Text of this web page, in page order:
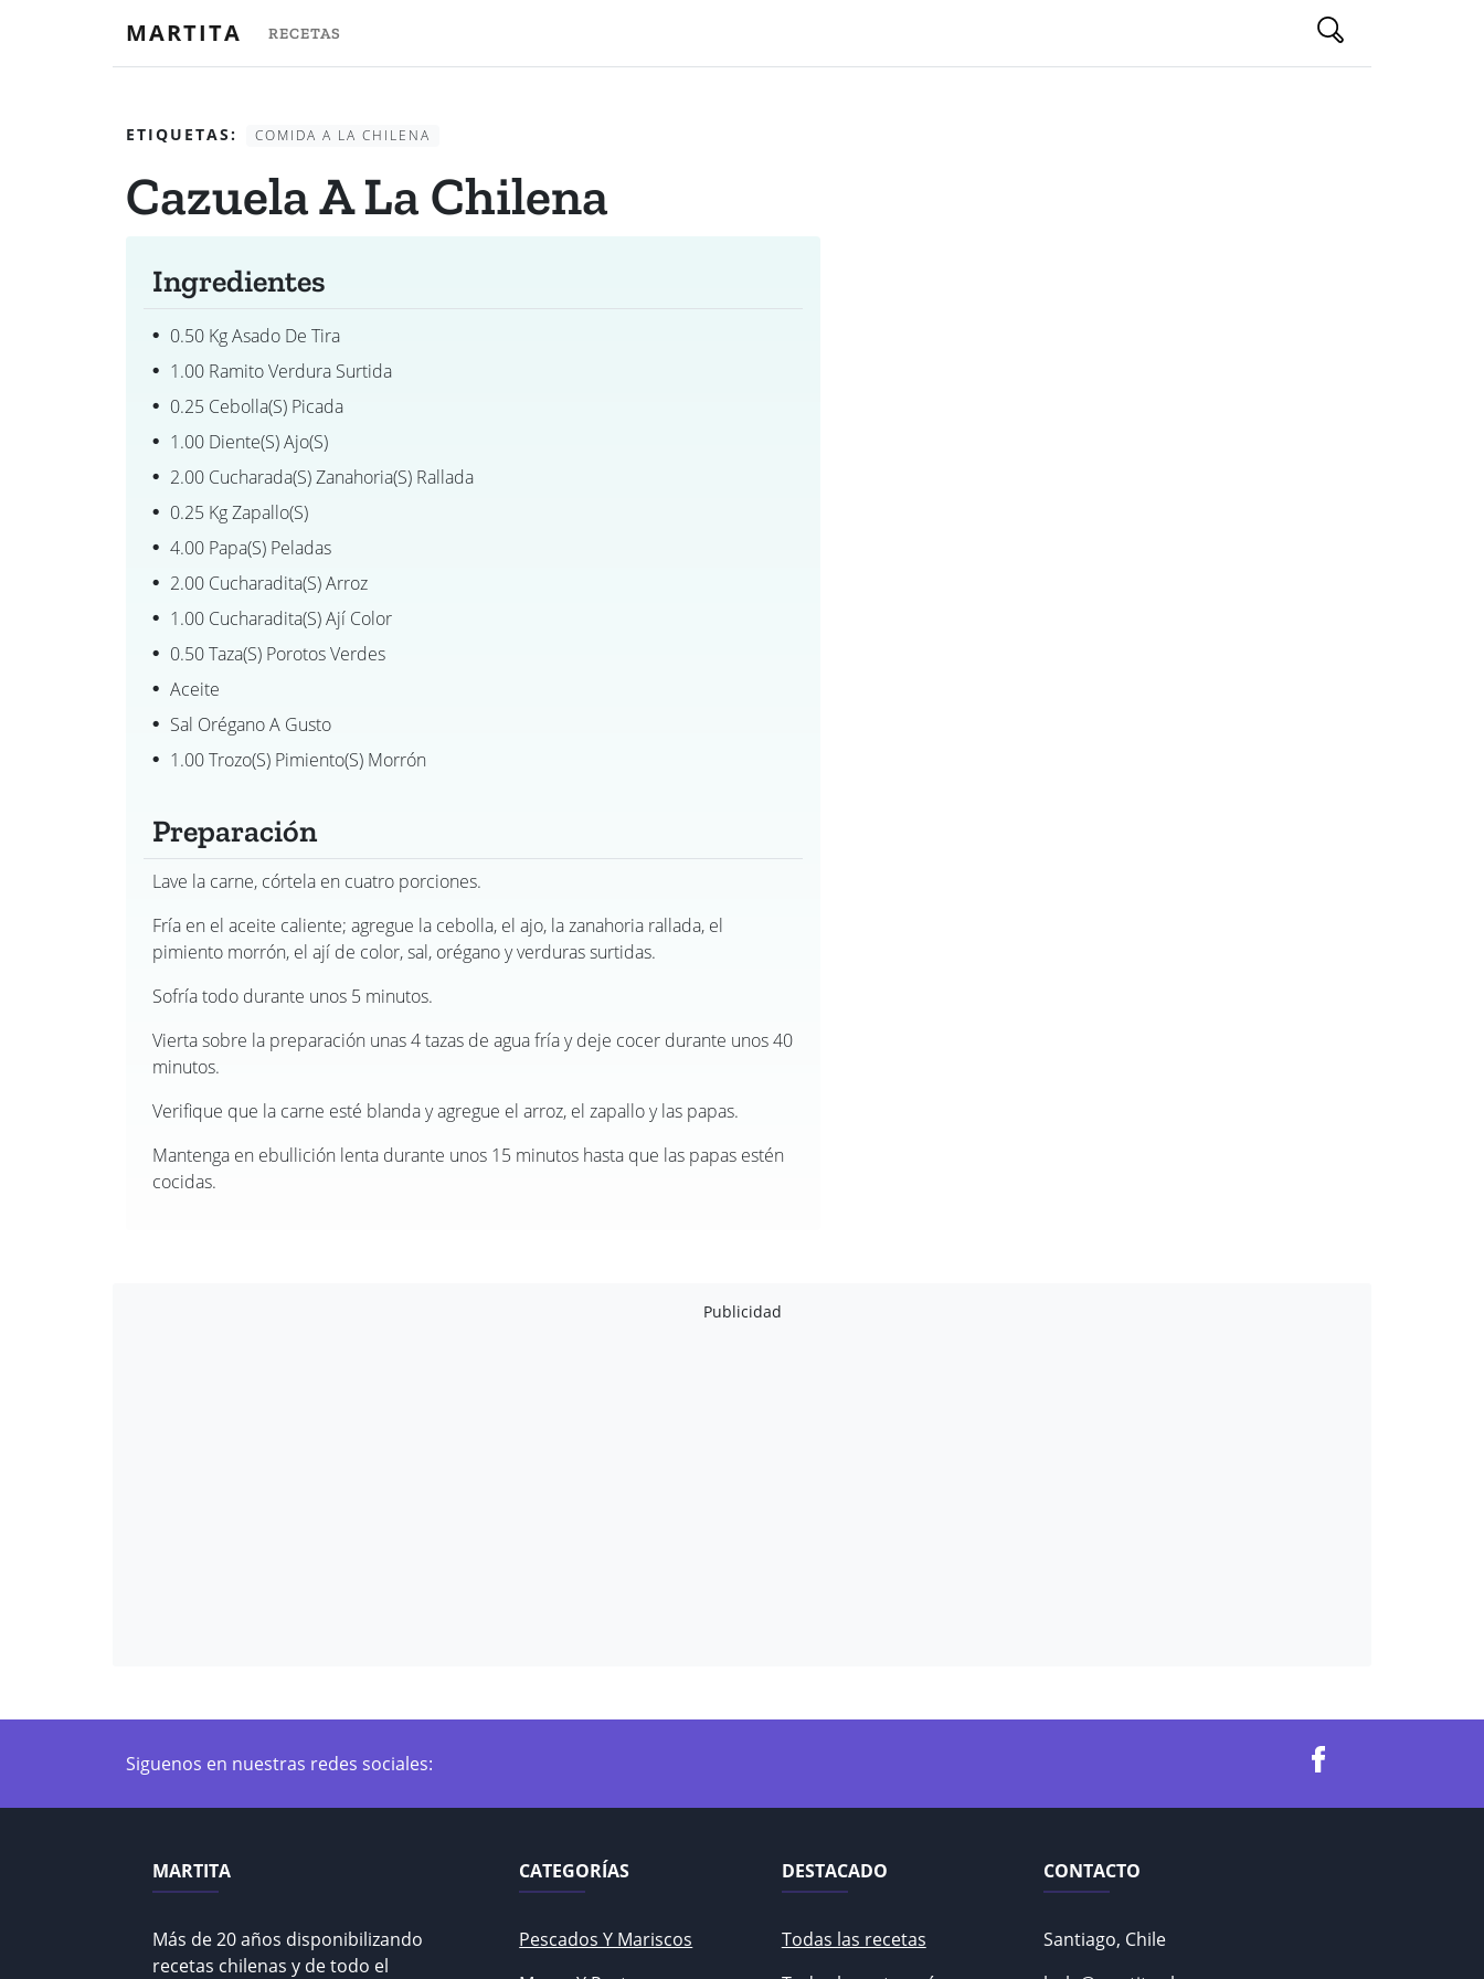
MARTITA RECETAS
ETIQUETAS: COMIDA A LA CHILENA
Cazuela A La Chilena
Ingredientes
0.50 Kg Asado De Tira
1.00 Ramito Verdura Surtida
0.25 Cebolla(s) Picada
1.00 Diente(s) Ajo(s)
2.00 Cucharada(s) Zanahoria(s) Rallada
0.25 Kg Zapallo(s)
4.00 Papa(s) Peladas
2.00 Cucharadita(s) Arroz
1.00 Cucharadita(s) Ají Color
0.50 Taza(s) Porotos Verdes
Aceite
Sal Orégano A Gusto
1.00 Trozo(s) Pimiento(s) Morrón
Preparación
Lave la carne, córtela en cuatro porciones.
Fría en el aceite caliente; agregue la cebolla, el ajo, la zanahoria rallada, el
pimiento morrón, el ají de color, sal, orégano y verduras surtidas.
Sofría todo durante unos 5 minutos.
Vierta sobre la preparación unas 4 tazas de agua fría y deje cocer durante unos 40
minutos.
Verifique que la carne esté blanda y agregue el arroz, el zapallo y las papas.
Mantenga en ebullición lenta durante unos 15 minutos hasta que las papas estén
cocidas.
Publicidad
Siguenos en nuestras redes sociales:
MARTITA
Más de 20 años disponibilizando
recetas chilenas y de todo el
CATEGORÍAS
Pescados Y Mariscos
DESTACADO
Todas las recetas
CONTACTO
Santiago, Chile